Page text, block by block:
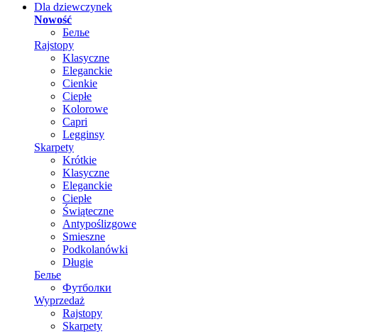
Dla dziewczynek
Nowość
Белье
Rajstopy
Klasyczne
Eleganckie
Cienkie
Ciepłe
Kolorowe
Capri
Legginsy
Skarpety
Krótkie
Klasyczne
Eleganckie
Ciepłe
Świąteczne
Antypoślizgowe
Smieszne
Podkolanówki
Długie
Белье
Футболки
Wyprzedaż
Rajstopy
Skarpety